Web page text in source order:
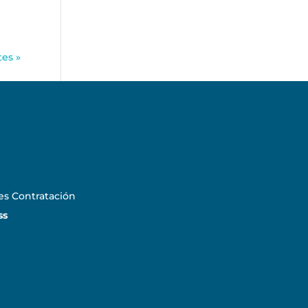
»
Contratación